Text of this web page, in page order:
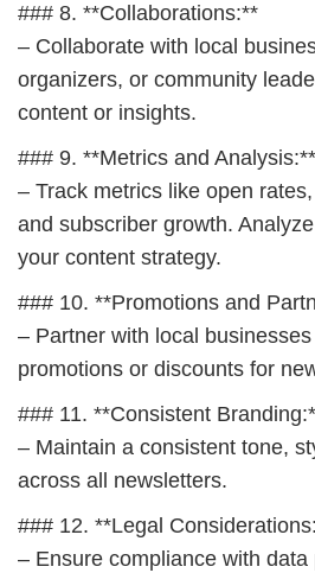
### 8. **Collaborations:**
– Collaborate with local
organizers, or community
content or insights.
### 9. **Metrics and Analysis:**
– Track metrics like open
and subscriber growth.
your content strategy.
### 10. **Promotions and
– Partner with local
promotions or discounts for
### 11. **Consistent
– Maintain a consistent tone,
across all newsletters.
### 12. **Legal
– Ensure compliance with data